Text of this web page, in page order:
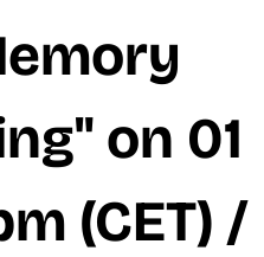
on 01
(CET) /